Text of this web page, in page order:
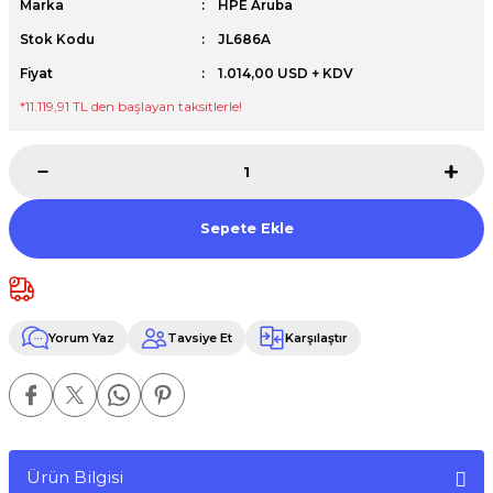
Marka HPE Aruba
Stok Kodu JL686A
Fiyat
1.014,00 USD + KDV
*11.119,91 TL den başlayan taksitlerle!
Sepete Ekle
Yorum Yaz Tavsiye Et Karşılaştır
Ürün Bilgisi